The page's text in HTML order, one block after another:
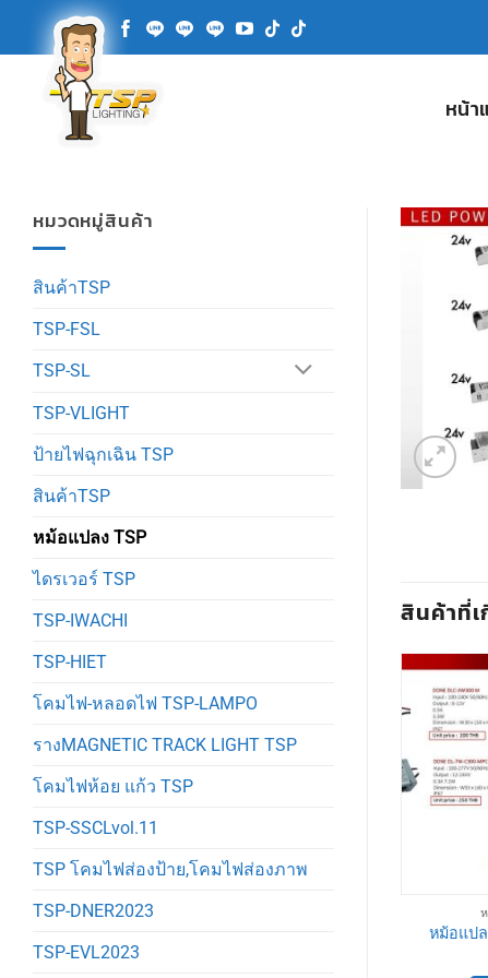
หน้า
หมวดหมู่สินค้า
สินค้าTSP
TSP-FSL
TSP-SL
TSP-VLIGHT
ป้ายไฟฉุกเฉิน TSP
สินค้าTSP
หม้อแปลง TSP
ไดรเวอร์ TSP
TSP-IWACHI
TSP-HIET
โคมไฟ-หลอดไฟ TSP-LAMPO
รางMAGNETIC TRACK LIGHT TSP
โคมไฟห้อย แก้ว TSP
TSP-SSCLvol.11
TSP โคมไฟส่องป้าย,โคมไฟส่องภาพ
TSP-DNER2023
TSP-EVL2023
สินค้าที่
หม้อแปล